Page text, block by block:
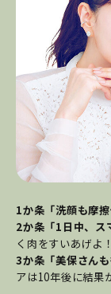
1か条「洗顔も摩擦
2か条「1日中、ス
く肉をすいあげよ！
3か条「美保さん
アは10年後に結果